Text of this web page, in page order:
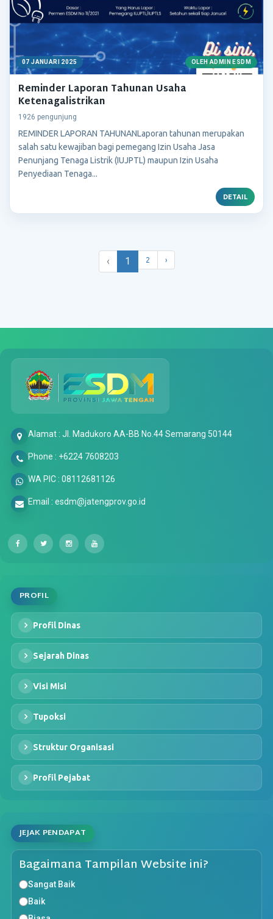
07 JANUARI 2025 OLEH ADMIN ESDM
Reminder Laporan Tahunan Usaha
Ketenagalistrikan
1926 pengunjung
REMINDER LAPORAN TAHUNANLaporan tahunan merupakan
salah satu kewajiban bagi pemegang Izin Usaha Jasa
Penunjang Tenaga Listrik (IUJPTL) maupun Izin Usaha
Penyediaan Tenaga...
DETAIL
‹ 1 2 ›
Alamat : Jl. Madukoro AA-BB No.44 Semarang 50144
Phone : +6224 7608203
WA PIC : 08112681126
Email : esdm@jatengprov.go.id
PROFIL
Profil Dinas
Sejarah Dinas
Visi Misi
Tupoksi
Struktur Organisasi
Profil Pejabat
JEJAK PENDAPAT
Bagaimana Tampilan Website ini?
Sangat Baik
Baik